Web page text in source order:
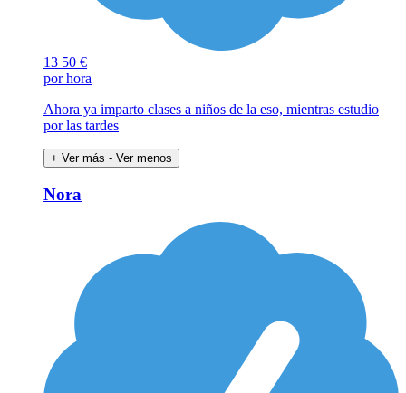
13 50 €
por hora
Ahora ya imparto clases a niños de la eso, mientras estudio
por las tardes
+ Ver más - Ver menos
Nora